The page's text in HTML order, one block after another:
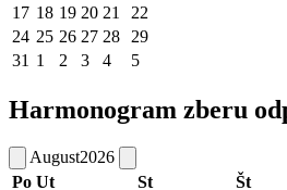
17 18 19 20 21 22
24 25 26 27 28 29
31 1 2 3 4 5
Harmonogram zberu
August2026
Po Ut St Št